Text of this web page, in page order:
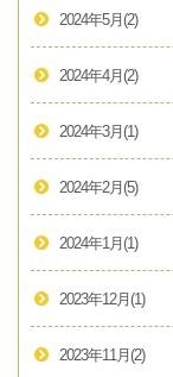
2024年5月 (2)
2024年4月 (2)
2024年3月 (1)
2024年2月 (5)
2024年1月 (1)
2023年12月 (1)
2023年11月 (2)